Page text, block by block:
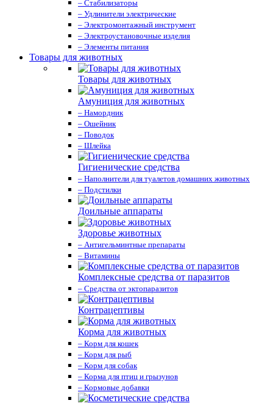
– Стабилизаторы
– Удлинители электрические
– Электромонтажный инструмент
– Электроустановочные изделия
– Элементы питания
Товары для животных
Товары для животных
Амуниция для животных
– Намордник
– Ошейник
– Поводок
– Шлейка
Гигиенические средства
– Наполнители для туалетов домашних животных
– Подстилки
Доильные аппараты
Здоровье животных
– Антигельминтные препараты
– Витамины
Комплексные средства от паразитов
– Средства от эктопаразитов
Контрацептивы
Корма для животных
– Корм для кошек
– Корм для рыб
– Корм для собак
– Корма для птиц и грызунов
– Кормовые добавки